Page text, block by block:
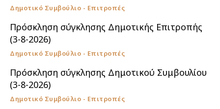
Δημοτικό Συμβούλιο - Επιτροπές
Πρόσκληση σύγκλησης Δημοτικής Επιτροπής
(3-8-2026)
Δημοτικό Συμβούλιο - Επιτροπές
Πρόσκληση σύγκλησης Δημοτικού Συμβουλίου
(3-8-2026)
Δημοτικό Συμβούλιο - Επιτροπές